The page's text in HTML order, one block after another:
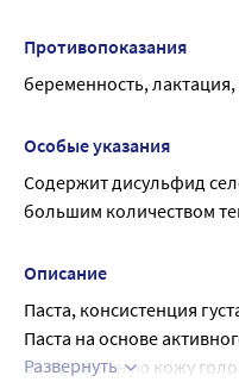
Противопоказания
беременность,
Особые указания
Содержит дисульфид
большим количеством
Описание
Паста, консистенция
Паста на основе
раздраженную кожу
Развернуть